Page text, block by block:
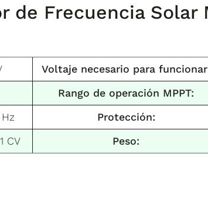
de Frecuencia Solar
Voltaje necesario para
Rango de operación MPPT:
Protección:
CV Peso: